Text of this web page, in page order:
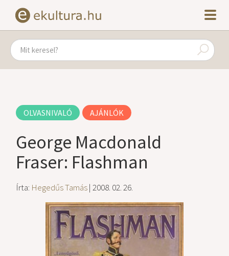
OLVASNIVALÓ AJÁNLÓK
George Macdonald
Fraser: Flashman
Írta: Hegedűs Tamás| 2008. 02. 26.